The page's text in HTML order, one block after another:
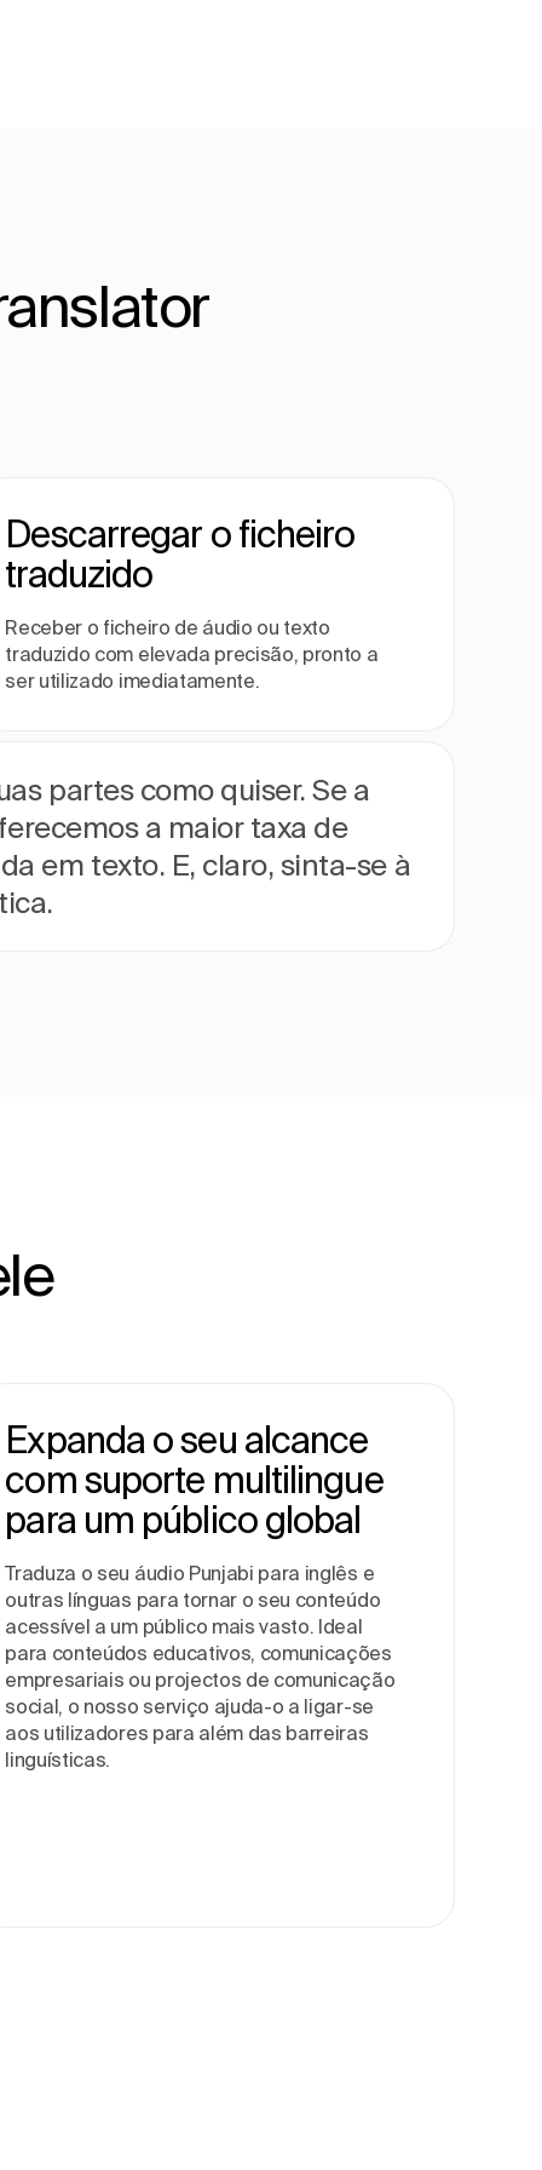
Descarregar o ficheiro
traduzido
Receber o ficheiro de áudio ou texto
traduzido com elevada precisão, pronto a
ser utilizado imediatamente.
partes como quiser. Se a
a maior taxa de
em texto. E, claro, sinta-se à
Expanda o seu alcance
com suporte multilingue
para um público global
Traduza o seu áudio Punjabi para inglês e
outras línguas para tornar o seu conteúdo
acessível a um público mais vasto. Ideal
para conteúdos educativos, comunicações
empresariais ou projectos de comunicação
social, o nosso serviço ajuda-o a ligar-se
aos utilizadores para além das barreiras
linguísticas.